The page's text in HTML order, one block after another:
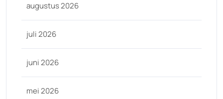
augustus 2026
juli 2026
juni 2026
mei 2026